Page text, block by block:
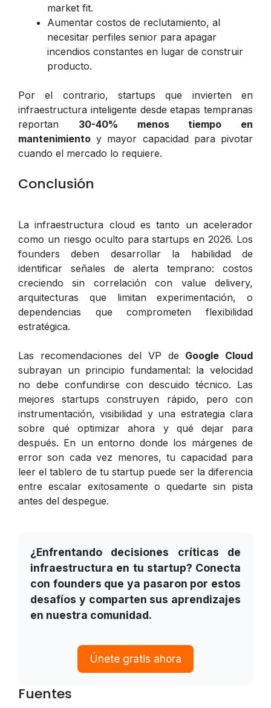
market fit.
Aumentar costos de reclutamiento, al
necesitar perfiles senior para apagar
incendios constantes en lugar de construir
producto.
Por el contrario, startups que invierten en
infraestructura inteligente desde etapas tempranas
reportan 30-40% menos tiempo en
mantenimiento y mayor capacidad para pivotar
cuando el mercado lo requiere.
Conclusión
La infraestructura cloud es tanto un acelerador
como un riesgo oculto para startups en 2026. Los
founders deben desarrollar la habilidad de
identificar señales de alerta temprano: costos
creciendo sin correlación con value delivery,
arquitecturas que limitan experimentación, o
dependencias que comprometen flexibilidad
estratégica.
Las recomendaciones del VP de Google Cloud
subrayan un principio fundamental: la velocidad
no debe confundirse con descuido técnico. Las
mejores startups construyen rápido, pero con
instrumentación, visibilidad y una estrategia clara
sobre qué optimizar ahora y qué dejar para
después. En un entorno donde los márgenes de
error son cada vez menores, tu capacidad para
leer el tablero de tu startup puede ser la diferencia
entre escalar exitosamente o quedarte sin pista
antes del despegue.
¿Enfrentando decisiones críticas de
infraestructura en tu startup? Conecta
con founders que ya pasaron por estos
desafíos y comparten sus aprendizajes
en nuestra comunidad.
Únete gratis ahora
Fuentes